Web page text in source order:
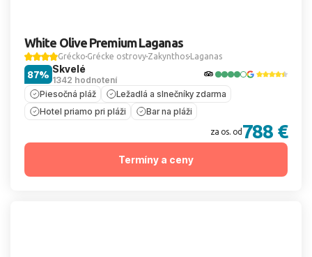
White Olive Premium Laganas
Grécko Grécke ostrovy Zakynthos Laganas
Skvelé
1342 hodnotení
87%
Piesočná pláž
Ležadlá a slnečníky zdarma
Hotel priamo pri pláži
Bar na pláži
za os. od 788 €
Termíny a ceny